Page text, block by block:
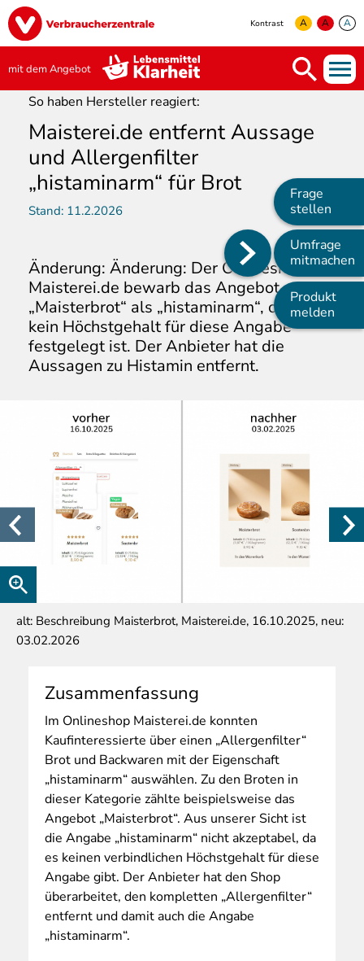
Direkt
zum
Inhalt
Image
Kontrast A A A
mit dem Angebot
Main
navigation
Frage
stellen
Umfrage
mitmachen
Produkt
melden
So haben Hersteller reagiert:
Maisterei.de entfernt Aussage
und Allergenfilter
„histaminarm“ für Brot
Stand: 11.2.2026
Änderung: Änderung: Der Onlineshop
Maisterei.de bewarb das Angebot
„Maisterbrot“ als „histaminarm“, obwohl
kein Höchstgehalt für diese Angabe
festgelegt ist. Der Anbieter hat die
Aussagen zu Histamin entfernt.
alt: Beschreibung Maisterbrot, Maisterei.de, 16.10.2025, neu:
03.02.2026
Zusammenfassung
Im Onlineshop Maisterei.de konnten
Kaufinteressierte über einen „Allergenfilter“
Brot und Backwaren mit der Eigenschaft
„histaminarm“ auswählen. Zu den Broten in
dieser Kategorie zählte beispielsweise das
Angebot „Maisterbrot“. Aus unserer Sicht ist
die Angabe „histaminarm“ nicht akzeptabel, da
es keinen verbindlichen Höchstgehalt für diese
Angabe gibt. Der Anbieter hat den Shop
überarbeitet, den kompletten „Allergenfilter“
entfernt und damit auch die Angabe
„histaminarm“.